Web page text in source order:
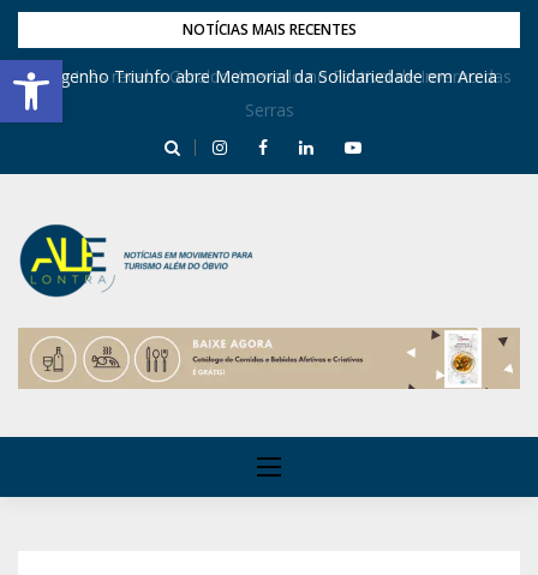
Barra de Ferramentas Aberta
NOTÍCIAS MAIS RECENTES
Dona Inês recebe Geraldo Azevedo no Festival de Inverno das
Serras
Engenho Triunfo abre Memorial da Solidariedade em Areia